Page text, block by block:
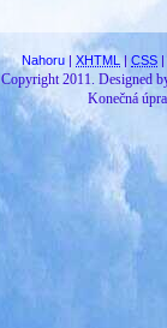
Nahoru |XHTML |CSS
Copyright 2011.Designed
Konečná